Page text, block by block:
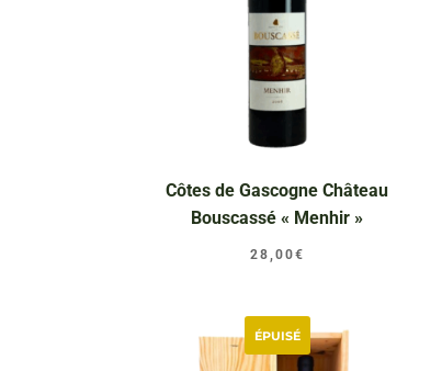
Côtes de Gascogne Château
Bouscassé « Menhir »
28,00€
ÉPUISÉ